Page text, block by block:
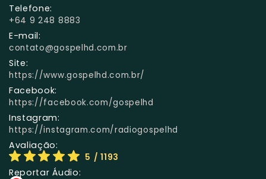
Telefone:
+64 9 248 8883
E-mail:
contato@gospelhd.com.br
Site:
https://www.gospelhd.com.br/
Facebook:
https://facebook.com/gospelhd
Instagram:
https://instagram.com/radiogospelhd
Avaliação:
5 / 1193
Reportar Áudio: